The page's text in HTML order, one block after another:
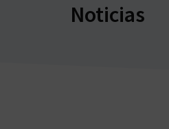
Noticias